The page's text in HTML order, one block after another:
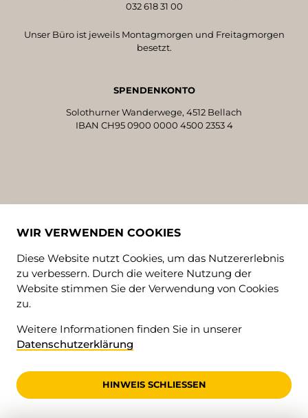
032 618 31 00
Unser Büro ist jeweils Montagmorgen und Freitagmorgen
besetzt.
SPENDENKONTO
Solothurner Wanderwege, 4512 Bellach
IBAN CH95 0900 0000 4500 2353 4
Impressum
Datenschutz
WIR VERWENDEN COOKIES
Diese Website nutzt Cookies, um das Nutzererlebnis
zu verbessern. Durch die weitere Nutzung der
Website stimmen Sie der Verwendung von Cookies
zu.
Weitere Informationen finden Sie in unserer
Datenschutzerklärung
HINWEIS SCHLIESSEN